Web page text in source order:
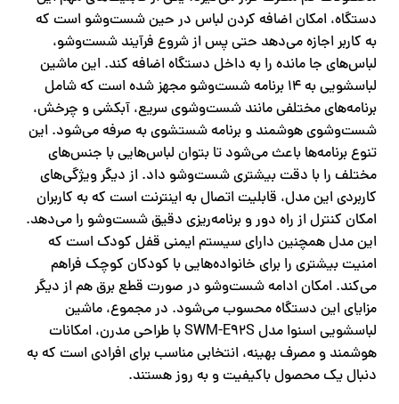
دستگاه، امکان اضافه کردن لباس در حین شست‌وشو است که
به کاربر اجازه می‌دهد حتی پس از شروع فرآیند شست‌وشو،
لباس‌های جا مانده را به داخل دستگاه اضافه کند. این ماشین
لباسشویی به 14 برنامه شست‌وشو مجهز شده است که شامل
برنامه‌های مختلفی مانند شست‌وشوی سریع، آبکشی و چرخش،
شست‌وشوی هوشمند و برنامه شستشوی به صرفه می‌شود. این
تنوع برنامه‌ها باعث می‌شود تا بتوان لباس‌هایی با جنس‌های
مختلف را با دقت بیشتری شست‌وشو داد. از دیگر ویژگی‌های
کاربردی این مدل، قابلیت اتصال به اینترنت است که به کاربران
امکان کنترل از راه دور و برنامه‌ریزی دقیق شست‌وشو را می‌دهد.
این مدل همچنین دارای سیستم ایمنی قفل کودک است که
امنیت بیشتری را برای خانواده‌هایی با کودکان کوچک فراهم
می‌کند. امکان ادامه شست‌وشو در صورت قطع برق هم از دیگر
مزایای این دستگاه محسوب می‌شود. در مجموع، ماشین
لباسشویی اسنوا مدل SWM-E92S با طراحی مدرن، امکانات
هوشمند و مصرف بهینه، انتخابی مناسب برای افرادی است که به
دنبال یک محصول باکیفیت و به‌ روز هستند.